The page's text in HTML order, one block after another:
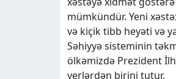
mümkündür. Yeni
və kiçik tibb heyəti və
Səhiyyə sisteminin
ölkəmizdə Prezident
yerlərdən birini tutur.